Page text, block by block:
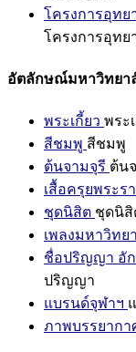
โครงการอุทย
โครงการอุทย
อัตลักษณ์มหาวิทยา
พระเกี้ยว พระ
สีชมพู สีชมพู
ต้นจามจุรี ต้น
เสื้อครุยพระร
ชุดนิสิต ชุดนิสิ
เพลงมหาวิทย
ชื่อปริญญา อั
ปริญญา
แบรนด์จุฬาฯ
ภาพบรรยากา